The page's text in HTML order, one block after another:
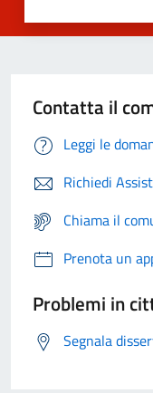
Contatta il
Leggi le
Richiedi
Chiama il
Prenota un
Problemi in
Segnala